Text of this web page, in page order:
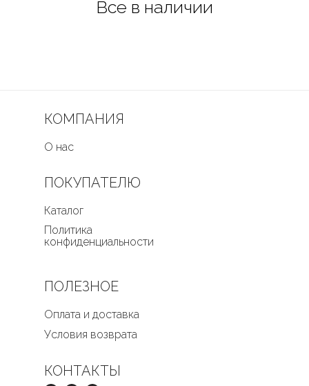
КОМПАНИЯ
О нас
ПОЛЕЗНОЕ
Оплата и доставка
Условия возврата
ПОКУПАТЕЛЮ
Каталог
Политика
конфиденциальности
КОНТАКТЫ